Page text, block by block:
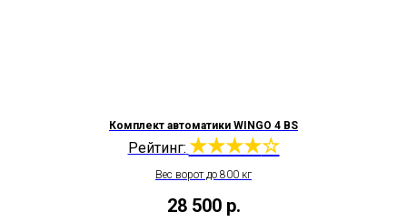
Комплект автоматики WINGO 4 BS
Рейтинг: ★★★★☆
Вес ворот до 800 кг
28 500 р.